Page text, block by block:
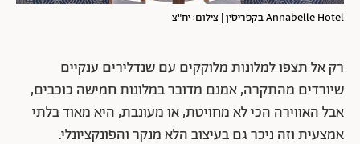
Annabelle Hotel בקפריסין | צילום: יח"צ
רק אל תצפו למלונות מלוקקים עם שנדלירים ענקיים
שיורדים מהתקרה, אמנם מדובר במלונות חמישה כוכבים,
אבל האווירה הכי לא מחויטת, או מעונבת, היא מאוד בלתי
אמצעית וזה ניכר גם בעיצוב הלא מנקר והפונקציונלי.